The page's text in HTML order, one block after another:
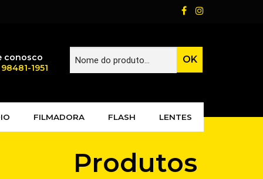
conosco
1951
FILMADORA FLASH LENTES
Produtos